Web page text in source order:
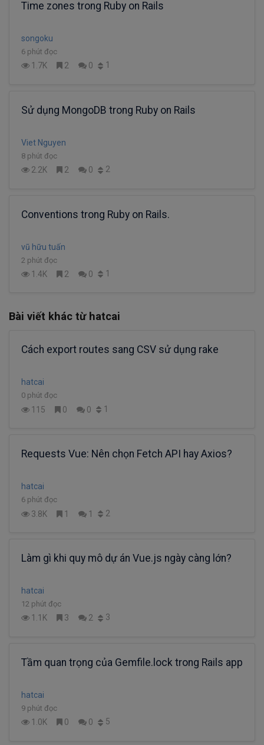
Time zones trong Ruby on Rails
songoku
6 phút đọc
1.7K 2 0 1
Sử dụng MongoDB trong Ruby on Rails
Viet Nguyen
8 phút đọc
2.2K 2 0 2
Conventions trong Ruby on Rails.
vũ hữu tuấn
2 phút đọc
1.4K 2 0 1
Bài viết khác từ hatcai
Cách export routes sang CSV sử dụng rake
hatcai
0 phút đọc
115 0 0 1
Requests Vue: Nên chọn Fetch API hay Axios?
hatcai
6 phút đọc
3.8K 1 1 2
Làm gì khi quy mô dự án Vue.js ngày càng lớn?
hatcai
12 phút đọc
1.1K 3 2 3
Tầm quan trọng của Gemfile.lock trong Rails app
hatcai
9 phút đọc
1.0K 0 0 5